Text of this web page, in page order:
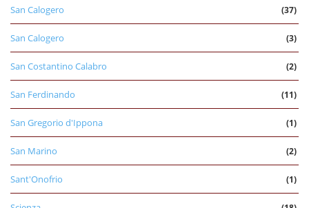
San Calogero (37)
San Calogero (3)
San Costantino Calabro (2)
San Ferdinando (11)
San Gregorio d'Ippona (1)
San Marino (2)
Sant'Onofrio (1)